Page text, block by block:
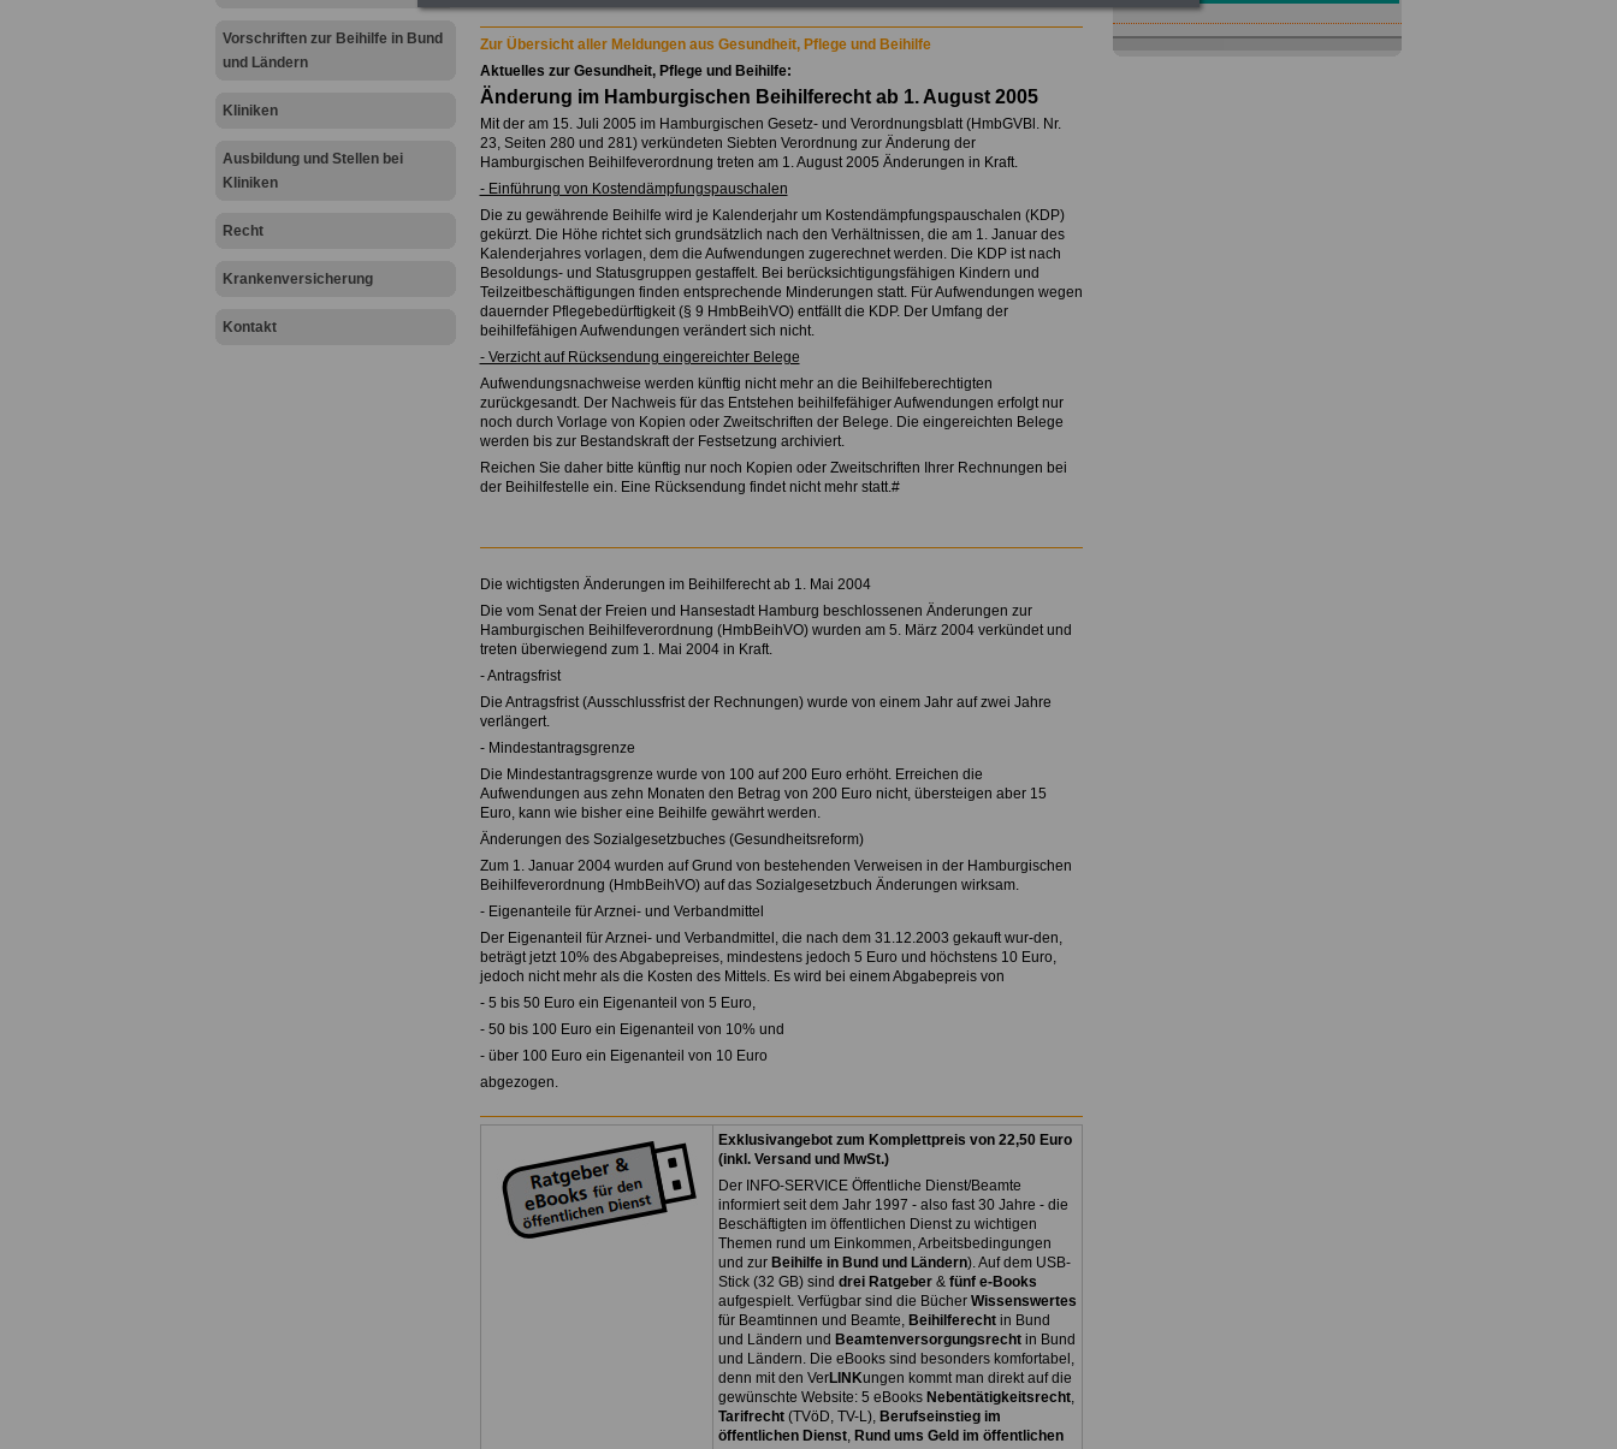
Vorschriften zur Beihilfe in Bund
und Ländern
Kliniken
Ausbildung und Stellen bei
Kliniken
Recht
Krankenversicherung
Kontakt
Zur Übersicht aller Meldungen aus Gesundheit, Pflege und Beihilfe
Aktuelles zur Gesundheit, Pflege und Beihilfe:
Änderung im Hamburgischen Beihilferecht ab 1. August 2005
Mit der am 15. Juli 2005 im Hamburgischen Gesetz- und Verordnungsblatt (HmbGVBl. Nr.
23, Seiten 280 und 281) verkündeten Siebten Verordnung zur Änderung der
Hamburgischen Beihilfeverordnung treten am 1. August 2005 Änderungen in Kraft.
- Einführung von Kostendämpfungspauschalen
Die zu gewährende Beihilfe wird je Kalenderjahr um Kostendämpfungspauschalen (KDP)
gekürzt. Die Höhe richtet sich grundsätzlich nach den Verhältnissen, die am 1. Januar des
Kalenderjahres vorlagen, dem die Aufwendungen zugerechnet werden. Die KDP ist nach
Besoldungs- und Statusgruppen gestaffelt. Bei berücksichtigungsfähigen Kindern und
Teilzeitbeschäftigungen finden entsprechende Minderungen statt. Für Aufwendungen wegen
dauernder Pflegebedürftigkeit (§ 9 HmbBeihVO) entfällt die KDP. Der Umfang der
beihilfefähigen Aufwendungen verändert sich nicht.
- Verzicht auf Rücksendung eingereichter Belege
Aufwendungsnachweise werden künftig nicht mehr an die Beihilfeberechtigten
zurückgesandt. Der Nachweis für das Entstehen beihilfefähiger Aufwendungen erfolgt nur
noch durch Vorlage von Kopien oder Zweitschriften der Belege. Die eingereichten Belege
werden bis zur Bestandskraft der Festsetzung archiviert.
Reichen Sie daher bitte künftig nur noch Kopien oder Zweitschriften Ihrer Rechnungen bei
der Beihilfestelle ein. Eine Rücksendung findet nicht mehr statt.#
Die wichtigsten Änderungen im Beihilferecht ab 1. Mai 2004
Die vom Senat der Freien und Hansestadt Hamburg beschlossenen Änderungen zur
Hamburgischen Beihilfeverordnung (HmbBeihVO) wurden am 5. März 2004 verkündet und
treten überwiegend zum 1. Mai 2004 in Kraft.
- Antragsfrist
Die Antragsfrist (Ausschlussfrist der Rechnungen) wurde von einem Jahr auf zwei Jahre
verlängert.
- Mindestantragsgrenze
Die Mindestantragsgrenze wurde von 100 auf 200 Euro erhöht. Erreichen die
Aufwendungen aus zehn Monaten den Betrag von 200 Euro nicht, übersteigen aber 15
Euro, kann wie bisher eine Beihilfe gewährt werden.
Änderungen des Sozialgesetzbuches (Gesundheitsreform)
Zum 1. Januar 2004 wurden auf Grund von bestehenden Verweisen in der Hamburgischen
Beihilfeverordnung (HmbBeihVO) auf das Sozialgesetzbuch Änderungen wirksam.
- Eigenanteile für Arznei- und Verbandmittel
Der Eigenanteil für Arznei- und Verbandmittel, die nach dem 31.12.2003 gekauft wur-den,
beträgt jetzt 10% des Abgabepreises, mindestens jedoch 5 Euro und höchstens 10 Euro,
jedoch nicht mehr als die Kosten des Mittels. Es wird bei einem Abgabepreis von
- 5 bis 50 Euro ein Eigenanteil von 5 Euro,
- 50 bis 100 Euro ein Eigenanteil von 10% und
- über 100 Euro ein Eigenanteil von 10 Euro
abgezogen.
Exklusivangebot zum Komplettpreis von 22,50 Euro
(inkl. Versand und MwSt.)
Der INFO-SERVICE Öffentliche Dienst/Beamte
informiert seit dem Jahr 1997 - also fast 30 Jahre - die
Beschäftigten im öffentlichen Dienst zu wichtigen
Themen rund um Einkommen, Arbeitsbedingungen
und zur Beihilfe in Bund und Ländern). Auf dem USB-
Stick (32 GB) sind drei Ratgeber& fünf e-Books
aufgespielt. Verfügbar sind die Bücher Wissenswertes
für Beamtinnen und Beamte, Beihilferechtin Bund
und Ländern und Beamtenversorgungsrechtin Bund
und Ländern. Die eBooks sind besonders komfortabel,
denn mit den VerLINKungen kommt man direkt auf die
gewünschte Website: 5 eBooks Nebentätigkeitsrecht,
Tarifrecht (TVöD, TV-L), Berufseinstieg im
öffentlichen Dienst, Rund ums Geld im öffentlichen